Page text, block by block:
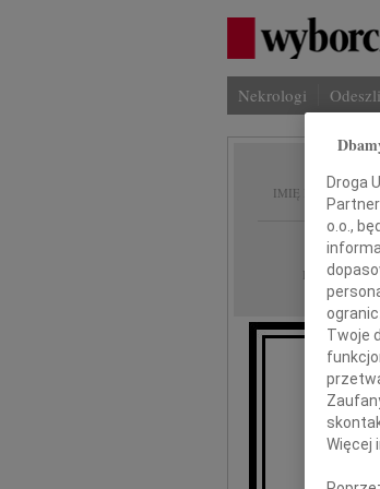
Nekrologi Odeszli
IMIĘ I NAZWISKO:
REGION:
DATA EMISJI:
Droga
o.o.,
Twoje
Więcej